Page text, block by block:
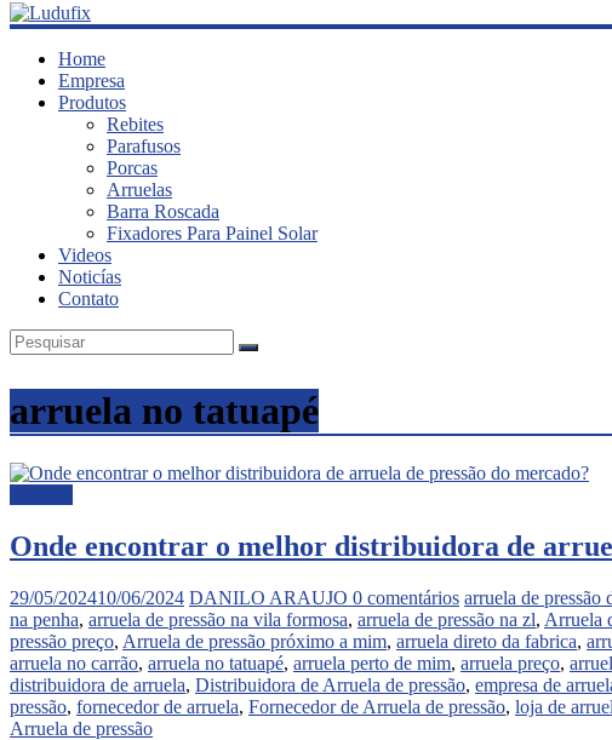
Ludufix
Fixadores
Home
Empresa
Produtos
Rebites
Parafusos
Porcas
Arruelas
Barra Roscada
Fixadores Para Painel Solar
Videos
Noticías
Contato
arruela no tatuapé
Onde encontrar o melhor distribuidora de
29/05/202410/06/2024 DANILO ARAUJO 0 comentários arruela de pressão
na penha, arruela de pressão na vila formosa, arruela de pressão na zl, Arruela
pressão preço, Arruela de pressão próximo a mim, arruela direto da fabrica,
arruela no carrão, arruela no tatuapé, arruela perto de mim, arruela preço,
distribuidora de arruela, Distribuidora de Arruela de pressão, empresa de
pressão, fornecedor de arruela, Fornecedor de Arruela de pressão, loja de
Arruela de pressão